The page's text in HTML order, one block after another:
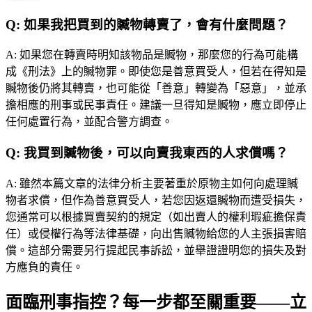
Q: 如果我把買到的贓物轉賣了，會有什麼問題？
A: 如果您在轉賣時明知該物品是贓物，那麼您的行為可能構
成《刑法》上的贓物罪。即使您是善意買受人，但若在得知是
贓物後仍將其轉賣，也可能從「善意」轉變為「惡意」，並承
擔相應的刑事或民事責任。建議一旦得知是贓物，應立即停止
任何處置行為，並配合警方調查。
Q: 我買到贓物後，可以向賣我東西的人求償嗎？
A: 雖然本篇文章的法律分析主要著重於原物主如何向處理贓
物者求償，但作為善意買受人，若您因返還贓物而遭受損失，
您通常可以根據買賣契約的規定（如出賣人的權利瑕疵擔保責
任）或侵權行為等法律基礎，向出售贓物給您的人主張損害賠
償。這部分需要另行提起民事訴訟，並舉證證明您的損失及對
方應負的責任。
面臨刑事指控？每一步都至關重要——立